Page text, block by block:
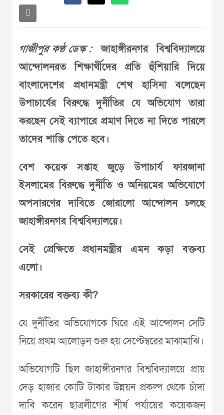
গাজীপুর কণ্ঠ ডেস্ক :জাহাঙ্গীরনগর বিশ্ববিদ্যালয়ে
আন্দোলনরত শিক্ষার্থীদের প্রতি হুঁশিয়ারি দিয়ে
বাংলাদেশের প্রধানমন্ত্রী শেখ হাসিনা বলেছেন
উপাচার্যের বিরুদ্ধে দুর্নীতির যে অভিযোগ তারা
করছেন সেই ব্যাপারে প্রমাণ দিতে না দিতে পারলে
তাদের শাস্তি পেতে হবে।
বেশ কয়েক সপ্তাহ জুড়ে উপাচার্য ফারজানা
ইসলামের বিরুদ্ধে দুর্নীতি ও অনিয়মের অভিযোগে
অপসারণের দাবিতে জোরালো আন্দোলন চলছে
জাহাঙ্গীরনগর বিশ্ববিদ্যালয়ে।
সেই প্রেক্ষিতে প্রধানমন্ত্রীর এমন কড়া বক্তব্য
এলো।
সরকারের বক্তব্য কী?
যে দুর্নীতির অভিযোগকে ঘিরে এই আন্দোলন সেটি
নিয়ে প্রথম আলোড়ন শুরু হয় সেপ্টেম্বরের মাঝামাঝি।
অভিযোগটি ছিল জাহাঙ্গীরনগর বিশ্ববিদ্যালয়ে প্রায়
দেড় হাজার কোটি টাকার উন্নয়ন প্রকল্প থেকে চাঁদা
দাবি করেন ছাত্রলীগের শীর্ষ পর্যায়ের কয়েকজন